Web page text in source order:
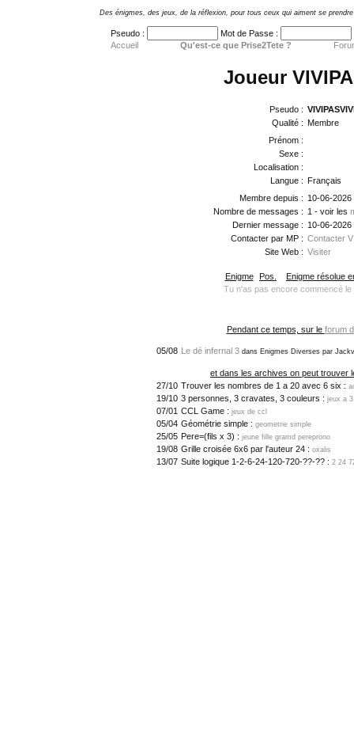
Des énigmes, des jeux, de la réflexion, pour tous ceux qui aiment se
Pseudo :
Mot de Passe :
Accueil
Qu'est-ce que Prise2Tete ?
Joueur
Pseudo :
Qualité : Membre
Prénom :
Sexe :
Localisation :
Langue : Français
Membre depuis : 10-06-2026
Nombre de messages : 1 - voir les
Dernier message : 10-06-2026
Contacter par MP : Contacter
Site Web : Visiter
Enigme Pos.
Enigme résolue
Tu n'as pas encore commencé le
Pendant ce temps, sur le forum
05/08 Le dé infernal 3 dans Enigmes Diverses par
et dans les archives on peut trouver
27/10 Trouver les nombres de 1 a 20 avec 6 six :
19/10 3 personnes, 3 cravates, 3 couleurs : jeux a
07/01 CCL Game : jeux de ccl
05/04 Géométrie simple : geometrie simple
25/05 Pere=(fils x 3) : jeune fille gramd pereprono
19/08 Grille croisée 6x6 par l'auteur 24 : oxalis
13/07 Suite logique 1-2-6-24-120-720-??-?? : 2 24